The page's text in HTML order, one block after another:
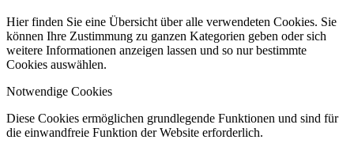
Hier finden Sie eine Übersicht über alle verwendeten Cookies. Sie
können Ihre Zustimmung zu ganzen Kategorien geben oder sich
weitere Informationen anzeigen lassen und so nur bestimmte
Cookies auswählen.
Notwendige Cookies
Diese Cookies ermöglichen grundlegende Funktionen und sind für
die einwandfreie Funktion der Website erforderlich.